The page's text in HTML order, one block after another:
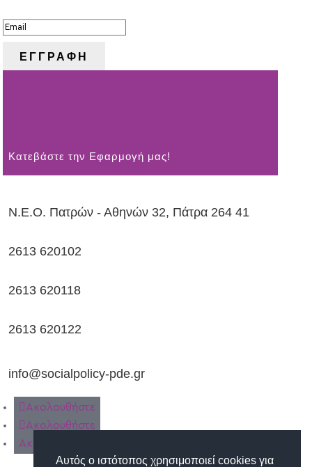
Αυτός ο ιστότοπος χρησιμοποιεί cookies για
ΕΓΓΡΑΦΗ
Kατεβάστε την Εφαρμογή μας!
Ν.Ε.Ο. Πατρών - Αθηνών 32, Πάτρα 264 41
2613 620102
2613 620118
2613 620122
info@socialpolicy-pde.gr
Ακολουθήστε
Ακολουθήστε
Ακολουθήστε